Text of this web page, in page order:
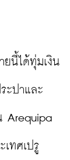
นี้ได้ทุ่มเงิน
ะปาและ
Arequipa
เทศเปรู